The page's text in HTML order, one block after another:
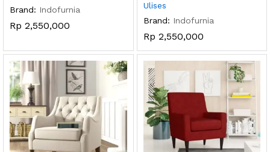
Brand: Indofurnia
Rp 2,550,000
Ulises
Brand: Indofurnia
Rp 2,550,000